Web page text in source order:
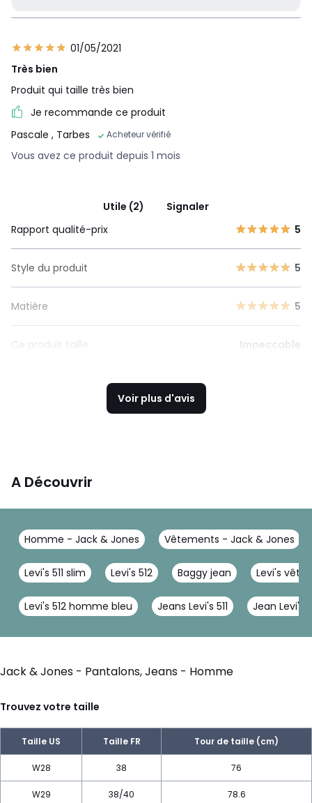
01/05/2021
Très bien
Produit qui taille très bien
Je recommande ce produit
Pascale , Tarbes Acheteur vérifié
Vous avez ce produit depuis 1 mois
Utile (2)
Signaler
Rapport qualité-prix
5
Style du produit 5
Matière 5
Ce produit taille Impeccable
Voir plus d'avis
A Découvrir
Homme - Jack & Jones Vêtements - Jack & Jones
Levi's 511 slim Levi's 512 Baggy jean Levi's
Levi's 512 homme bleu Jeans Levi's 511 Jean Levi's
Jack & Jones - Pantalons, Jeans - Homme
Trouvez votre taille
Taille US Taille FR Tour de taille (cm)
W28 38 76
W29 38/40 78.6